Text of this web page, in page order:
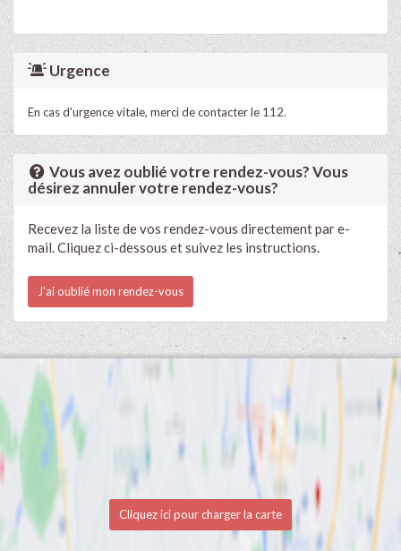
Urgence
En cas d'urgence vitale, merci de contacter le 112.
Vous avez oublié votre rendez-vous? Vous
désirez annuler votre rendez-vous?
Recevez la liste de vos rendez-vous directement par e-
mail. Cliquez ci-dessous et suivez les instructions.
J'ai oublié mon rendez-vous
Cliquez ici pour charger la carte